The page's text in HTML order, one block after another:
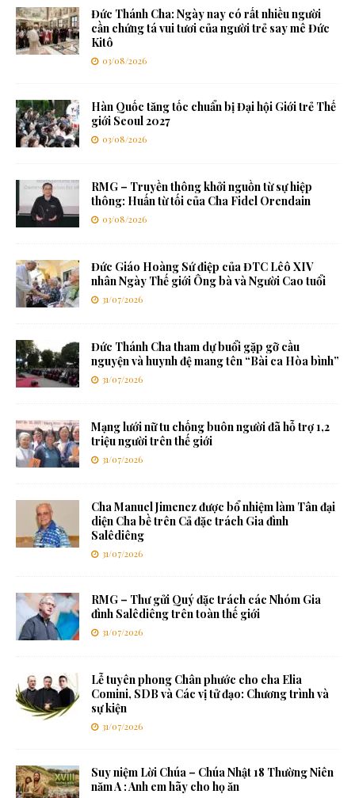
Đức Thánh Cha: Ngày nay có rất nhiều người
cần chứng tá vui tươi của người trẻ say mê Đức
Kitô
03/08/2026
Hàn Quốc tăng tốc chuẩn bị Đại hội Giới trẻ Thế
giới Seoul 2027
03/08/2026
RMG – Truyền thông khởi nguồn từ sự hiệp
thông: Huấn từ tối của Cha Fidel Orendain
03/08/2026
Đức Giáo Hoàng Sứ điệp của ĐTC Lêô XIV
nhân Ngày Thế giới Ông bà và Người Cao tuổi
31/07/2026
Đức Thánh Cha tham dự buổi gặp gỡ cầu
nguyện và huynh đệ mang tên “Bài ca Hòa bình”
31/07/2026
Mạng lưới nữ tu chống buôn người đã hỗ trợ 1,2
triệu người trên thế giới
31/07/2026
Cha Manuel Jimenez được bổ nhiệm làm Tân đại
diện Cha bề trên Cả đặc trách Gia đình
Salêdiêng
31/07/2026
RMG – Thư gửi Quý đặc trách các Nhóm Gia
đình Salêdiêng trên toàn thế giới
31/07/2026
Lễ tuyên phong Chân phước cho cha Elia
Comini, SDB và Các vị tử đạo: Chương trình và
sự kiện
31/07/2026
Suy niệm Lời Chúa – Chúa Nhật 18 Thường Niên
năm A : Anh em hãy cho họ ăn